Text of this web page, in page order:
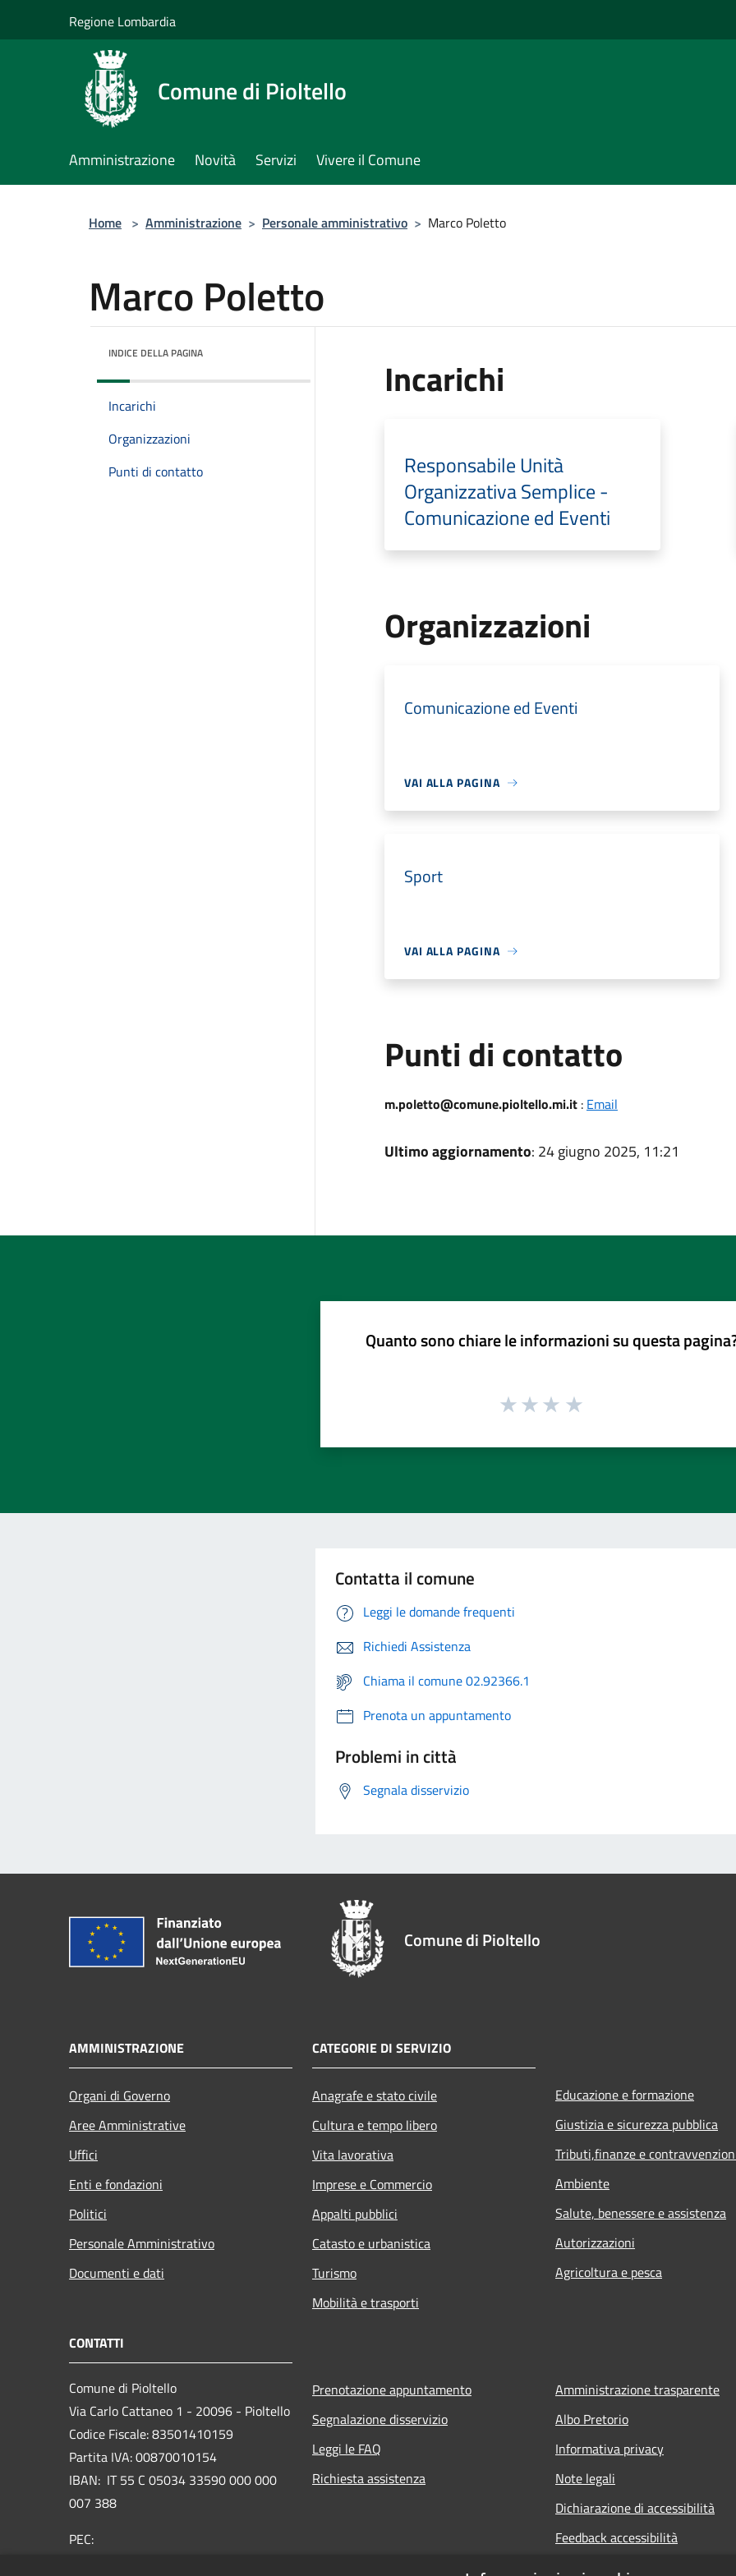
Regione Lombardia
Comune di Pioltello
Amministrazione Novità Servizi Vivere il Comune
Home > Amministrazione > Personale amministrativo > Marco Poletto
Marco Poletto
INDICE DELLA PAGINA
Incarichi
Organizzazioni
Punti di contatto
Incarichi
Responsabile Unità
Organizzativa Semplice -
Comunicazione ed Eventi
Organizzazioni
Comunicazione ed Eventi
VAI ALLA PAGINA
Sport
VAI ALLA PAGINA
Punti di contatto
m.poletto@comune.pioltello.mi.it: Email
Ultimo aggiornamento: 24 giugno 2025, 11:21
Quanto sono chiare le informazioni su questa
Contatta il comune
Leggi le domande frequenti
Richiedi Assistenza
Chiama il comune 02.92366.1
Prenota un appuntamento
Problemi in città
Segnala disservizio
Comune di Pioltello
AMMINISTRAZIONE
Organi di Governo
Aree Amministrative
Uffici
Enti e fondazioni
Politici
Personale Amministrativo
Documenti e dati
CATEGORIE DI SERVIZIO
Anagrafe e stato civile
Cultura e tempo libero
Vita lavorativa
Imprese e Commercio
Appalti pubblici
Catasto e urbanistica
Turismo
Mobilità e trasporti
Educazione e formazione
Giustizia e sicurezza pubblica
Tributi,finanze e
Ambiente
Salute, benessere e assistenza
Autorizzazioni
Agricoltura e pesca
CONTATTI
Comune di Pioltello
Via Carlo Cattaneo 1 - 20096 - Pioltello
Codice Fiscale: 83501410159
Partita IVA: 00870010154
IBAN: IT 55 C 05034 33590 000 000
007 388
PEC:
Prenotazione appuntamento
Segnalazione disservizio
Leggi le FAQ
Richiesta assistenza
Amministrazione trasparente
Albo Pretorio
Informativa privacy
Note legali
Dichiarazione di accessibilità
Feedback accessibilità